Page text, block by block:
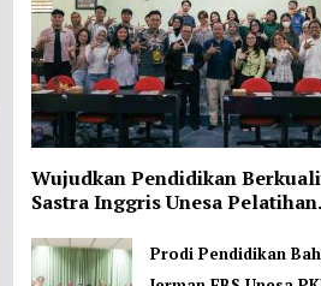
Wujudkan Pendidikan
Sastra Inggris Unesa Pelatihan
Prodi Pendidikan